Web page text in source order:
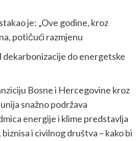
je: „Ove godine, kroz
potičući razmjenu
dekarbonizacije do energetske
Bosne i Hercegovine kroz
snažno podržava
energije i klime predstavlja
i civilnog društva – kako bi